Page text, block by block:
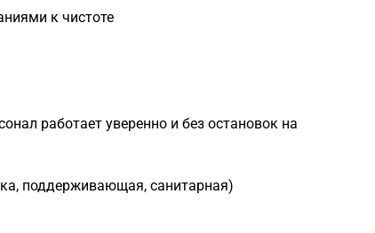
к чистоте
работает уверенно и без остановок на
поддерживающая, санитарная)